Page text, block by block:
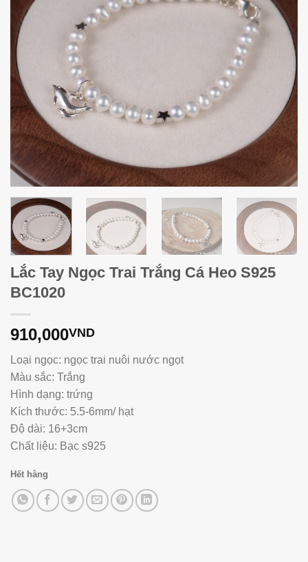
Lắc Tay Ngọc Trai Trắng Cá Heo S925
BC1020
910,000VND
Loại ngọc: ngọc trai nuôi nước ngọt
Màu sắc: Trắng
Hình dạng: trứng
Kích thước: 5.5-6mm/ hạt
Độ dài: 16+3cm
Chất liệu: Bạc s925
Hết hàng